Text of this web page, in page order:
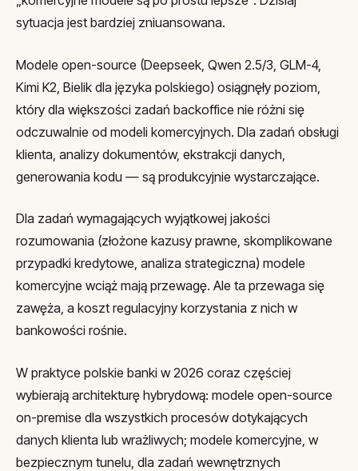
sytuacja jest bardziej zniuansowana.
Modele open-source (Deepseek, Qwen 2.5/3, GLM-4,
Kimi K2, Bielik dla języka polskiego) osiągnęły poziom,
który dla większości zadań backoffice nie różni się
odczuwalnie od modeli komercyjnych. Dla zadań obsługi
klienta, analizy dokumentów, ekstrakcji danych,
generowania kodu — są produkcyjnie wystarczające.
Dla zadań wymagających wyjątkowej jakości
rozumowania (złożone kazusy prawne, skomplikowane
przypadki kredytowe, analiza strategiczna) modele
komercyjne wciąż mają przewagę. Ale ta przewaga się
zawęża, a koszt regulacyjny korzystania z nich w
bankowości rośnie.
W praktyce polskie banki w 2026 coraz częściej
wybierają architekturę hybrydową: modele open-source
on-premise dla wszystkich procesów dotykających
danych klienta lub wrażliwych; modele komercyjne, w
bezpiecznym tunelu, dla zadań wewnętrznych